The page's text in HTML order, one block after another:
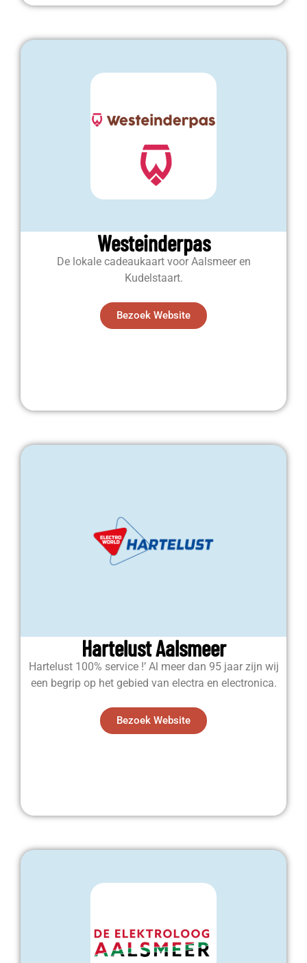
Westeinderpas
De lokale cadeaukaart voor Aalsmeer en
Kudelstaart.
Bezoek Website
Hartelust Aalsmeer
Hartelust 100% service !’ Al meer dan 95 jaar zijn wij
een begrip op het gebied van electra en electronica.
Bezoek Website